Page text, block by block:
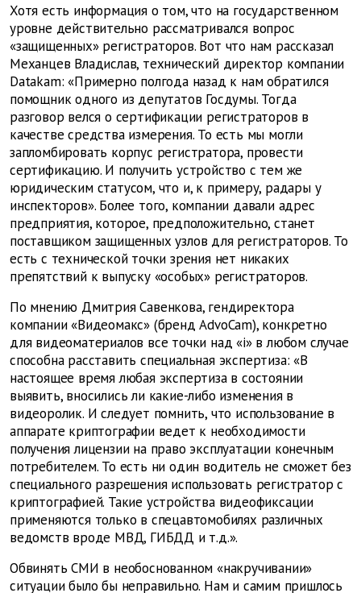
Хотя есть информация о том, что на государственном
уровне действительно рассматривался вопрос
«защищенных» регистраторов. Вот что нам рассказал
Механцев Владислав, технический директор компании
Datakam: «Примерно полгода назад к нам обратился
помощник одного из депутатов Госдумы. Тогда
разговор велся о сертификации регистраторов в
качестве средства измерения. То есть мы могли
запломбировать корпус регистратора, провести
сертификацию. И получить устройство с тем же
юридическим статусом, что и, к примеру, радары у
инспекторов». Более того, компании давали адрес
предприятия, которое, предположительно, станет
поставщиком защищенных узлов для регистраторов. То
есть с технической точки зрения нет никаких
препятствий к выпуску «особых» регистраторов.
По мнению Дмитрия Савенкова, гендиректора
компании «Видеомакс» (бренд AdvoCam), конкретно
для видеоматериалов все точки над «i» в любом случае
способна расставить специальная экспертиза: «В
настоящее время любая экспертиза в состоянии
выявить, вносились ли какие-либо изменения в
видеоролик. И следует помнить, что использование в
аппарате криптографии ведет к необходимости
получения лицензии на право эксплуатации конечным
потребителем. То есть ни один водитель не сможет без
специального разрешения использовать регистратор с
криптографией. Такие устройства видеофиксации
применяются только в спецавтомобилях различных
ведомств вроде МВД, ГИБДД и т.д.».
Обвинять СМИ в необоснованном «накручивании»
ситуации было бы неправильно. Нам и самим пришлось